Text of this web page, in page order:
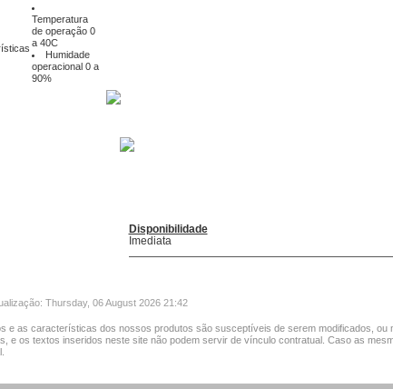
Temperatura
de operação 0
a 40C
Humidade
operacional 0 a
90%
Disponibilidade
Imediata
Thursday, 06 August 2026 21:42
e as características dos nossos produtos são susceptíveis de serem modificados, ou
e os textos inseridos neste site não podem servir de vínculo contratual. Caso as